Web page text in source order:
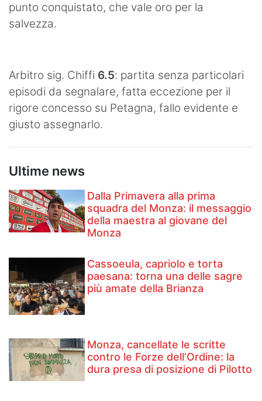
punto conquistato, che vale oro per la
salvezza.
Arbitro sig. Chiffi 6.5: partita senza particolari
episodi da segnalare, fatta eccezione per il
rigore concesso su Petagna, fallo evidente e
giusto assegnarlo.
Ultime news
Dalla Primavera alla prima
squadra del Monza: il messaggio
della maestra al giovane del
Monza
Cassoeula, capriolo e torta
paesana: torna una delle sagre
più amate della Brianza
Monza, cancellate le scritte
contro le Forze dell’Ordine: la
dura presa di posizione di Pilotto